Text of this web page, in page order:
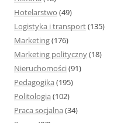
Hotelarstwo (49)
Logistyka i transport(135)
Marketing(176)
Marketing polityczny(18)
Nieruchomości(91)
Pedagogika (195)
Politologia (102)
Praca socjalna (34)